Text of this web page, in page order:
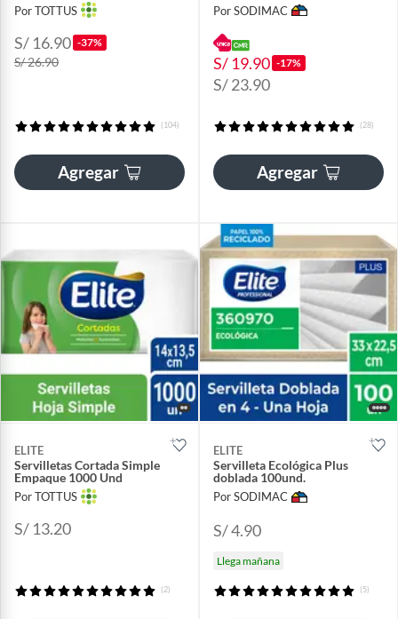
Por TOTTUS
S/ 16.90 -37%
S/ 26.90
(104)
Agregar
Por SODIMAC
S/ 19.90 -17%
S/ 23.90
(28)
Agregar
ELITE
Servilletas Cortada Simple
Empaque 1000 Und
Por TOTTUS
S/ 13.20
(2)
ELITE
Servilleta Ecológica Plus
doblada 100und.
Por SODIMAC
S/ 4.90
Llega mañana
(5)